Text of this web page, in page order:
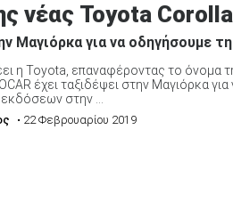
νέας Toyota Corolla
Μαγιόρκα για να οδηγήσουμε
η Toyota, επαναφέροντας το
έχει ταξιδέψει στην Μαγιόρκα
στην ...
• 22 Φεβρουαρίου 2019